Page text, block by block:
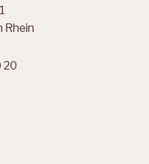
Rhein
20